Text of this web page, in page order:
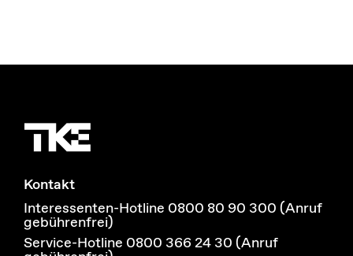
Kontakt
Interessenten-Hotline 0800 80 90 300 (Anruf
gebührenfrei)
Service-Hotline 0800 366 24 30 (Anruf